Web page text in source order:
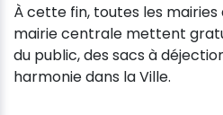
À cette fin, toutes les mairies
mairie centrale mettent
du public, des sacs à
harmonie dans la Ville.